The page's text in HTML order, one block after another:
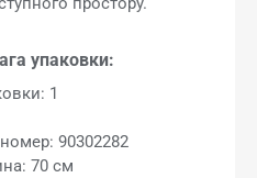
упаковки:
1
90302282
70 см